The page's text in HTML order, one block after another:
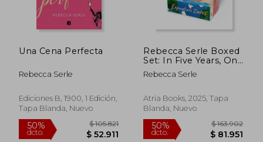
Una Cena Perfecta
Rebecca Serle
Ediciones B, 1900, 1 Edición,
Tapa Blanda, Nuevo
Rebecca Serle Boxed
Set: In Five Years, One
Italian Summer,
Expiration Dates (en
Rebecca Serle
Atria Books, 2025, Tapa
Blanda, Nuevo